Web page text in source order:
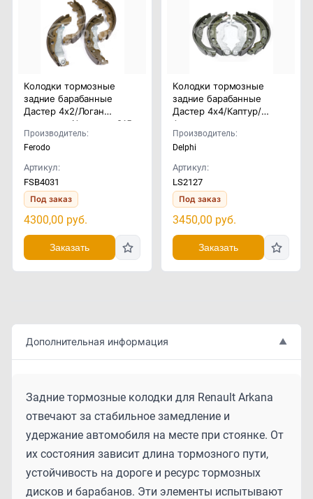
Колодки тормозные
задние барабанные
Дастер 4x2/Логан
универсал/Альмера G15
Производитель:
Ferodo
Артикул:
FSB4031
Под заказ
4300,00 руб.
Заказать
Колодки тормозные
задние барабанные
Дастер 4x4/Каптур/
Аркана
Производитель:
Delphi
Артикул:
LS2127
Под заказ
3450,00 руб.
Заказать
Дополнительная информация ▲
Задние тормозные колодки для Renault Arkana
отвечают за стабильное замедление и
удержание автомобиля на месте при стоянке. От
их состояния зависит длина тормозного пути,
устойчивость на дороге и ресурс тормозных
дисков и барабанов. Эти элементы испытывают